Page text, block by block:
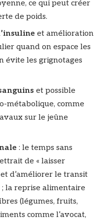
ce qui peut créer
de poids.
et amélioration
quand on espace les
évite les grignotages
et possible
métabolique, comme
sur le jeûne
: le temps sans
de « laisser
d’améliorer le transit
; la reprise alimentaire
(légumes, fruits,
comme l’avocat,